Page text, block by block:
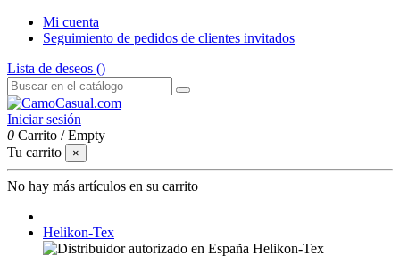
Mi cuenta
Seguimiento de pedidos de clientes invitados
Lista de deseos ()
Iniciar sesión
0 Carrito /Empty
Tu carrito
×
No hay más artículos en su carrito
Helikon-Tex